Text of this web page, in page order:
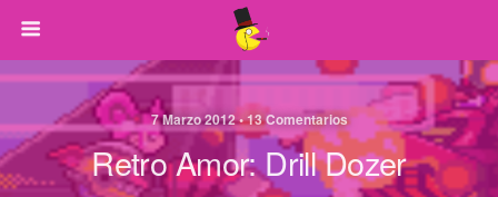
7 Marzo 2012 • 13 Comentarios
Retro Amor: Drill Dozer